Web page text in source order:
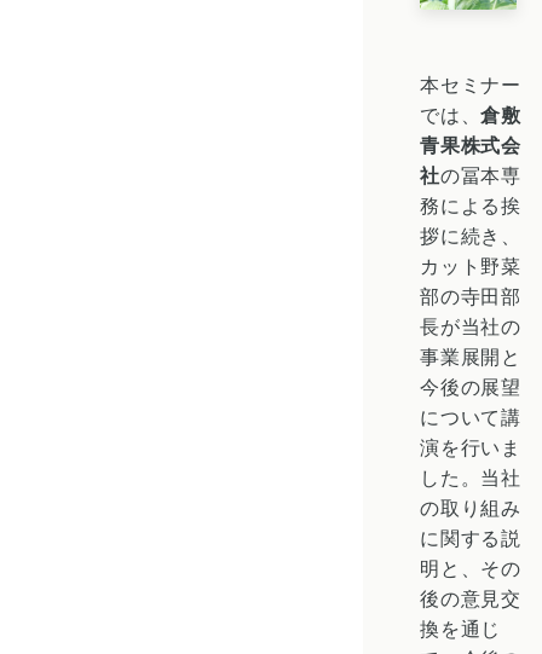
本セミナー
では、倉敷
青果株式会
社の冨本専
務による挨
拶に続き、
カット野菜
部の寺田部
長が当社の
事業展開と
今後の展望
について講
演を行いま
した。当社
の取り組み
に関する説
明と、その
後の意見交
換を通じ